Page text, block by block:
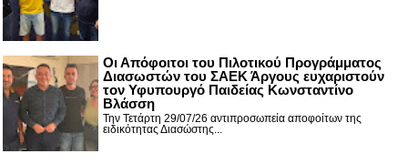
Οι Απόφοιτοι του Πιλοτικού Προγράμματος
Διασωστών του ΣΑΕΚ Άργους ευχαριστούν
τον Υφυπουργό Παιδείας Κωνσταντίνο
Βλάσση
Την Τετάρτη 29/07/26 αντιπροσωπεία αποφοίτων της
ειδικότητας Διασώστης...